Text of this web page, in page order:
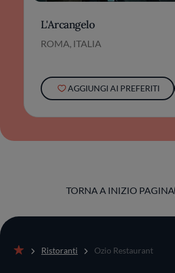
L'Arcangelo
ROMA, ITALIA
AGGIUNGI AI PREFERITI
TORNA A INIZIO PAGINA
Ristoranti Ozio Restaurant